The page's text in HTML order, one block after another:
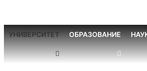
УНИВЕРСИТЕТ ОБРАЗОВАНИЕ